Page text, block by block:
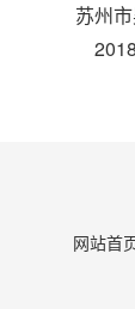
市吴中区
年9
网站首